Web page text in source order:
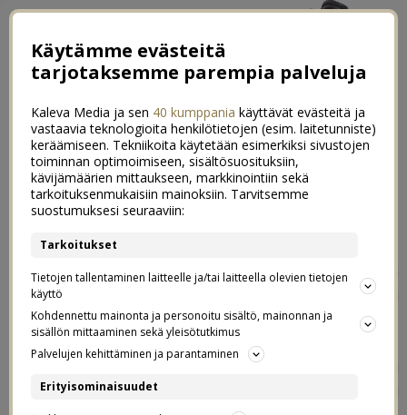
Viimeinen viikko kotihoidossa
Viikon kuluttua meidän taaperolla alkaa päivähoidon
pehmeä lasku ja parin viikon kuluttua sitten se ihan
oikea päivähoito.
Ihan eilen me vasta piru vie harjoiteltiin esikoisen ja
keskimmäisen kanssa päiväkotiin menemistä
Käytämme evästeitä
tarjotaksemme parempia palveluja
Kaleva Media ja sen 40 kumppania käyttävät evästeitä ja
vastaavia teknologioita henkilötietojen (esim. laitetunniste)
keräämiseen. Tekniikoita käytetään esimerkiksi sivustojen
toiminnan optimoimiseen, sisältösuosituksiin,
kävijämäärien mittaukseen, markkinointiin sekä
tarkoituksenmukaisiin mainoksiin. Tarvitsemme
suostumuksesi seuraaviin:
Tarkoitukset
Tietojen tallentaminen laitteelle ja/tai laitteella olevien tietojen
käyttö
Kohdennettu mainonta ja personoitu sisältö, mainonnan ja
sisällön mittaaminen sekä yleisötutkimus
Palvelujen kehittäminen ja parantaminen
Erityisominaisuudet